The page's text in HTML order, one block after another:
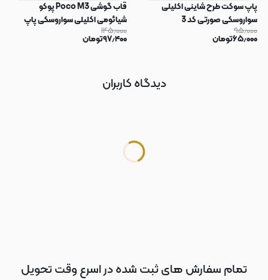
پاپ سوکت طرح شاینی اکلیلی
سواروسکی صورتی کد 3
۹۵٫۰۰۰
۶۵٫۰۰۰تومان
قاب گوشی Poco M3 پوکو
شیائومی اکلیلی سواروسکی پاپ
سوکت دار محافظ لنز دار صورتی کد
۱۴۵٫۰۰۰
۹۷٫۴۰۰تومان
دیدگاه کاربران
تمام سفارش های ثبت شده در اسرع وقت تحویل